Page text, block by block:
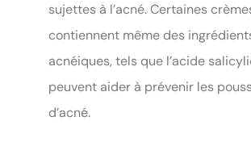
sujettes à l’acné. Certaines
contiennent même des
acnéiques, tels que l’acide
peuvent aider à prévenir les
d’acné.